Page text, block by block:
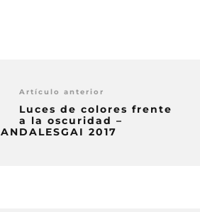
Artículo anterior
Luces de colores frente
a la oscuridad –
ANDALESGAI 2017